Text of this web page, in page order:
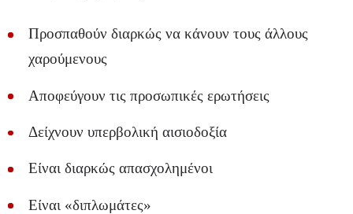
Προσπαθούν διαρκώς να κάνουν τους άλλους
χαρούμενους
Αποφεύγουν τις προσωπικές ερωτήσεις
Δείχνουν υπερβολική αισιοδοξία
Είναι διαρκώς απασχολημένοι
Είναι «διπλωμάτες»